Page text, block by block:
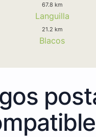
67.8 km
Languilla
21.2 km
Blacos